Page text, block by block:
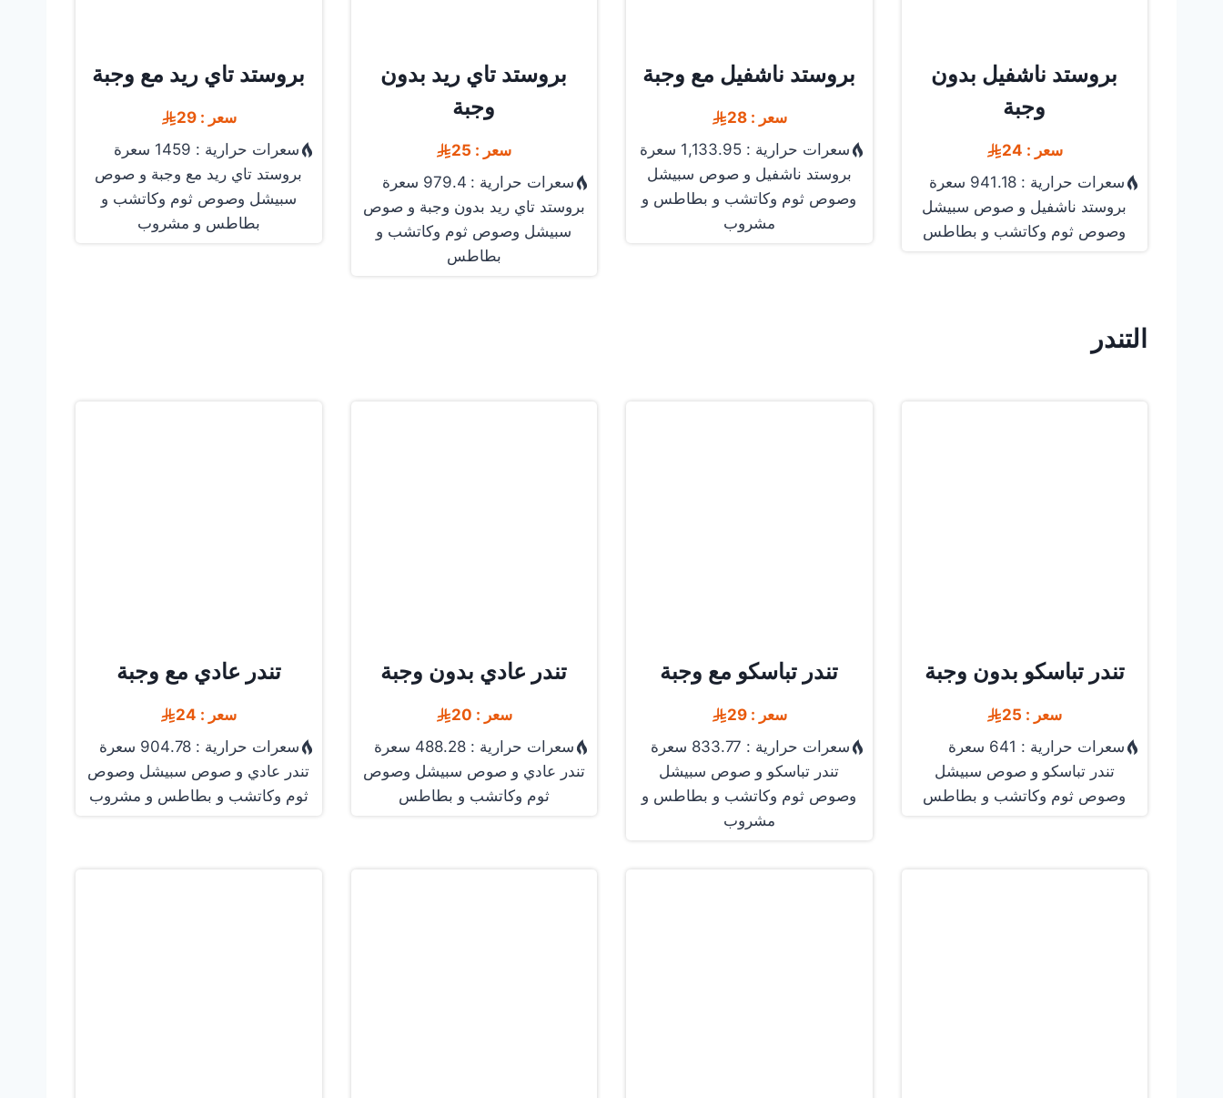
بروستد ناشفيل بدون
وجبة
سعر : 24
سعرات حرارية : 941.18 سعرة
بروستد ناشفيل و صوص سبيشل
وصوص ثوم وكاتشب و بطاطس
بروستد ناشفيل مع وجبة
سعر : 28
سعرات حرارية : 1,133.95 سعرة
بروستد ناشفيل و صوص سبيشل
وصوص ثوم وكاتشب و بطاطس و
مشروب
بروستد تاي ريد بدون
وجبة
سعر : 25
سعرات حرارية : 979.4 سعرة
بروستد تاي ريد بدون وجبة و صوص
سبيشل وصوص ثوم وكاتشب و
بطاطس
بروستد تاي ريد مع وجبة
سعر : 29
سعرات حرارية : 1459 سعرة
بروستد تاي ريد مع وجبة و صوص
سبيشل وصوص ثوم وكاتشب و
بطاطس و مشروب
التندر
تندر تباسكو بدون وجبة
سعر : 25
سعرات حرارية : 641 سعرة
تندر تباسكو و صوص سبيشل
وصوص ثوم وكاتشب و بطاطس
تندر تباسكو مع وجبة
سعر : 29
سعرات حرارية : 833.77 سعرة
تندر تباسكو و صوص سبيشل
وصوص ثوم وكاتشب و بطاطس و
مشروب
تندر عادي بدون وجبة
سعر : 20
سعرات حرارية : 488.28 سعرة
تندر عادي و صوص سبيشل وصوص
ثوم وكاتشب و بطاطس
تندر عادي مع وجبة
سعر : 24
سعرات حرارية : 904.78 سعرة
تندر عادي و صوص سبيشل وصوص
ثوم وكاتشب و بطاطس و مشروب